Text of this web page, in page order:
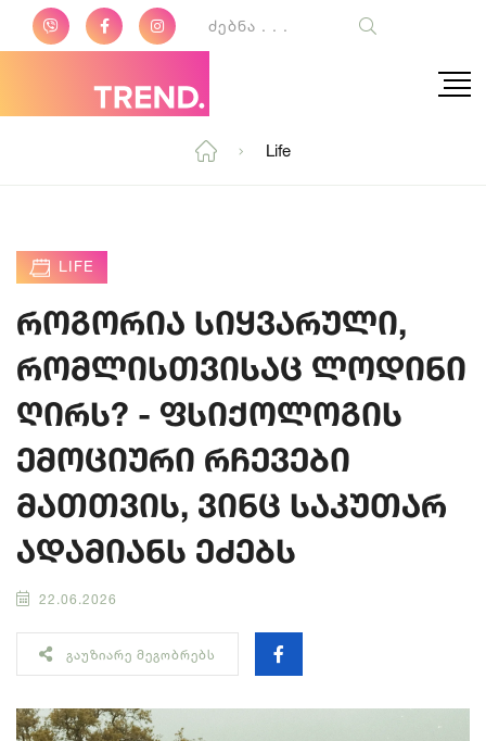
Life
LIFE
როგორია სიყვარული,
რომლისთვისაც ლოდინი
ღირს? - ფსიქოლოგის
ემოციური რჩევები
მათთვის, ვინც საკუთარ
ადამიანს ეძებს
22.06.2026
ᲒᲐᲣᲖᲘᲐᲠᲔ ᲛᲔᲒᲝᲑᲠᲔᲑᲡ